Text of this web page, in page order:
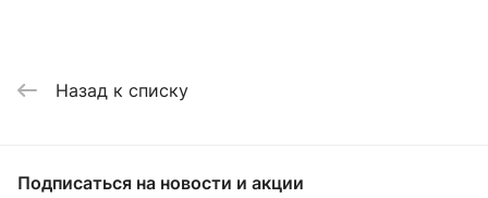
Назад к списку
Подписаться на новости и акции